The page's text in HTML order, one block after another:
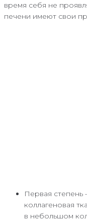
время себя не
печени имеют свои
Первая степень
коллагеновая
в небольшом